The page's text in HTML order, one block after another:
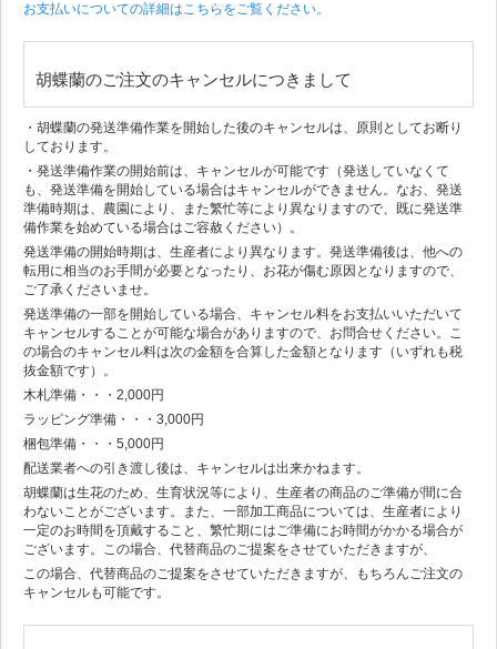
お支払いについての詳細はこちらをご覧ください。
胡蝶蘭のご注文のキャンセルにつきまして
・胡蝶蘭の発送準備作業を開始した後のキャンセルは、原則としてお断り
しております。
・発送準備作業の開始前は、キャンセルが可能です（発送していなくて
も、発送準備を開始している場合はキャンセルができません。なお、発送
準備時期は、農園により、また繁忙等により異なりますので、既に発送準
備作業を始めている場合はご容赦ください）。
発送準備の開始時期は、生産者により異なります。発送準備後は、他への
転用に相当のお手間が必要となったり、お花が傷む原因となりますので、
ご了承くださいませ。
発送準備の一部を開始している場合、キャンセル料をお支払いいただいて
キャンセルすることが可能な場合がありますので、お問合せください。こ
の場合のキャンセル料は次の金額を合算した金額となります（いずれも税
抜金額です）。
木札準備・・・2,000円
ラッピング準備・・・3,000円
梱包準備・・・5,000円
配送業者への引き渡し後は、キャンセルは出来かねます。
胡蝶蘭は生花のため、生育状況等により、生産者の商品のご準備が間に合
わないことがございます。また、一部加工商品については、生産者により
一定のお時間を頂戴すること、繁忙期にはご準備にお時間がかかる場合が
ございます。この場合、代替商品のご提案をさせていただきますが、
この場合、代替商品のご提案をさせていただきますが、もちろんご注文の
キャンセルも可能です。